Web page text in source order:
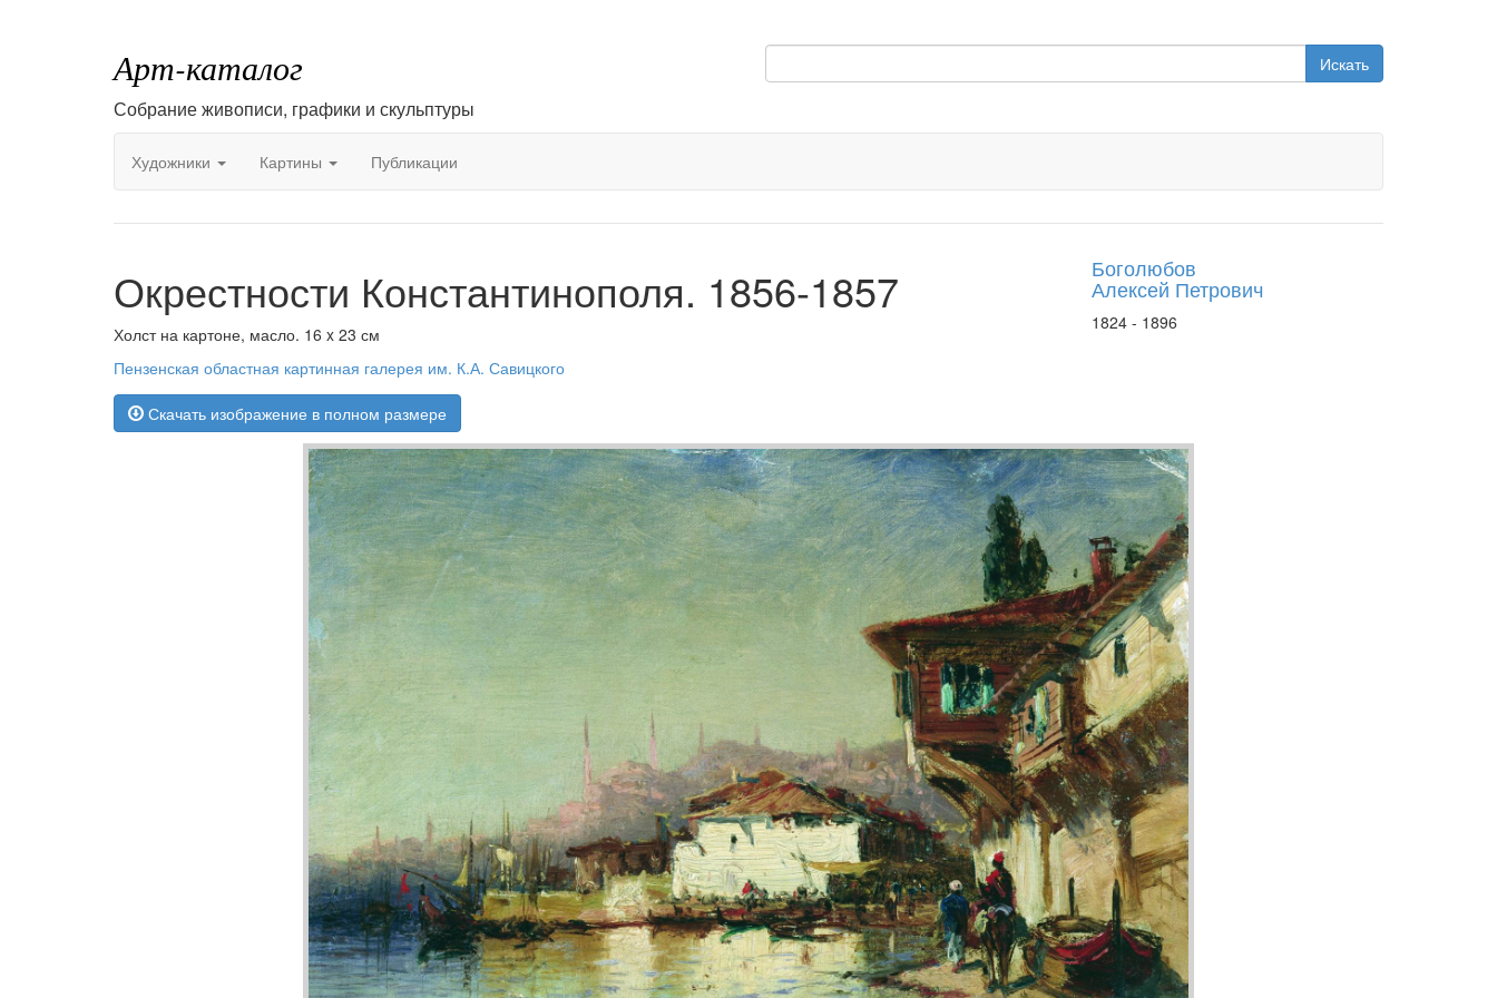
Арт-каталог
Собрание живописи, графики и скульптуры
Искать
Художники Картины Публикации
Окрестности Константинополя. 1856-1857
Холст на картоне, масло. 16 x 23 см
Пензенская областная картинная галерея им. К.А. Савицкого
Скачать изображение в полном размере
Боголюбов
Алексей Петрович
1824 - 1896